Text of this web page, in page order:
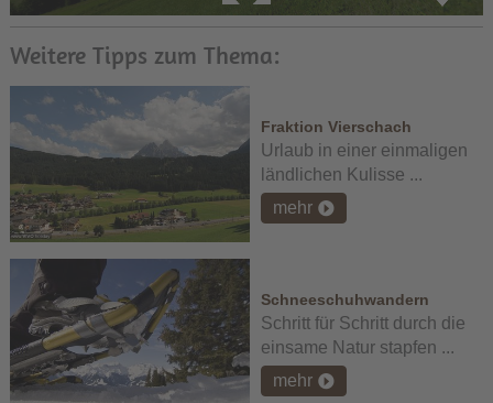
Weitere Tipps zum Thema:
Fraktion Vierschach
Urlaub in einer einmaligen
ländlichen Kulisse ...
mehr
Schneeschuhwandern
Schritt für Schritt durch die
einsame Natur stapfen ...
mehr